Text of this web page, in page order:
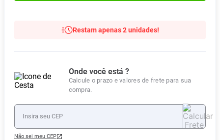
Restam apenas 2 unidades!
Onde você está ?
Calcule o prazo e valores de frete para sua
compra.
Não sei meu CEP